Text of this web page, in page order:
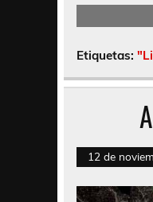
Etiquetas:
12 de